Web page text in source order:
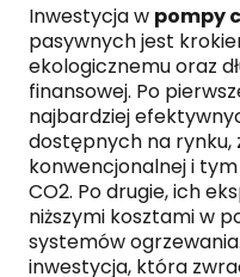
Inwestycja w pompy
pasywnych jest
ekologicznemu oraz
finansowej. Po
najbardziej
dostępnych na rynku,
konwencjonalnej i
CO2. Po drugie, ich
niższymi kosztami w
systemów
inwestycja, która